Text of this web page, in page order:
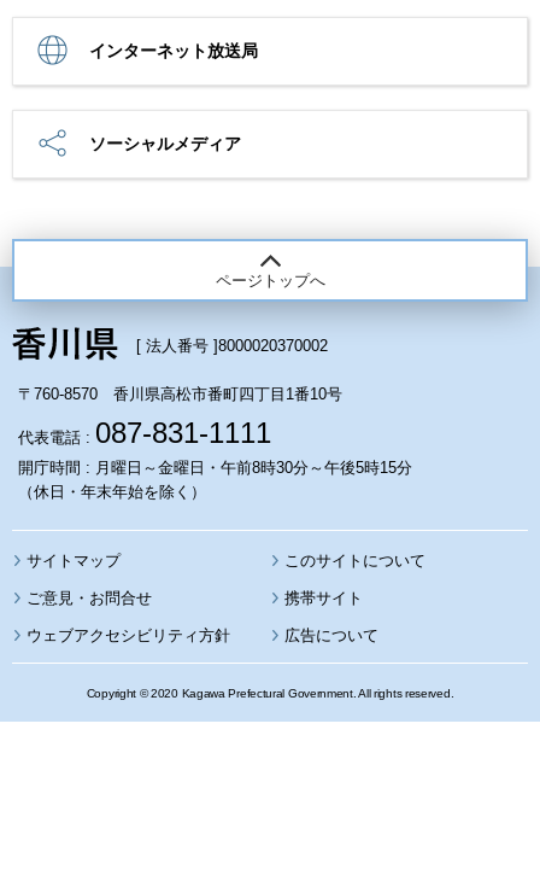
インターネット放送局
ソーシャルメディア
ページトップへ
[ 法人番号 ]8000020370002
〒760-8570 香川県高松市番町四丁目1番10号
代表電話 : 087-831-1111
開庁時間 : 月曜日～金曜日・午前8時30分～午後5時15分
（休日・年末年始を除く）
サイトマップ このサイトについて
携帯サイト
ウェブアクセシビリティ方針 広告について
Copyright © 2020 Kagawa Prefectural Government. All rights reserved.